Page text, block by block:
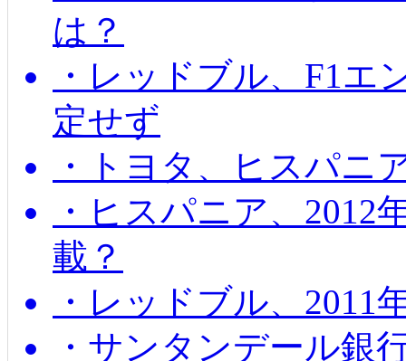
は？
・レッドブル、F1エ
定せず
・トヨタ、ヒスパニ
・ヒスパニア、2012
載？
・レッドブル、2011
・サンタンデール銀